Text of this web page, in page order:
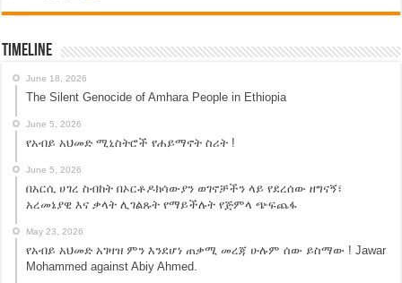
Timeline
June 18, 2026
The Silent Genocide of Amhara People in Ethiopia
June 5, 2026
የአብይ አህመድ ሚኒስትሮች የሐይማኖት ስሪት !
June 5, 2026
በአርሲ ሀገረ ስብከት በኦርቶዶክሳውያን ወገኖቻችን ላይ የደረሰው ዘግናኝ፣
አረመኔያዊ እና ቃላት ሊገልጹት የማይችሉት የጅምላ ጭፍጨፋ
May 23, 2026
የአብይ አህመድ አገዛዝ ምን እንደሆነ ጠቃሚ መረጃ ሁሉም ሰው ይስማው ! Jawar
Mohammed against Abiy Ahmed.